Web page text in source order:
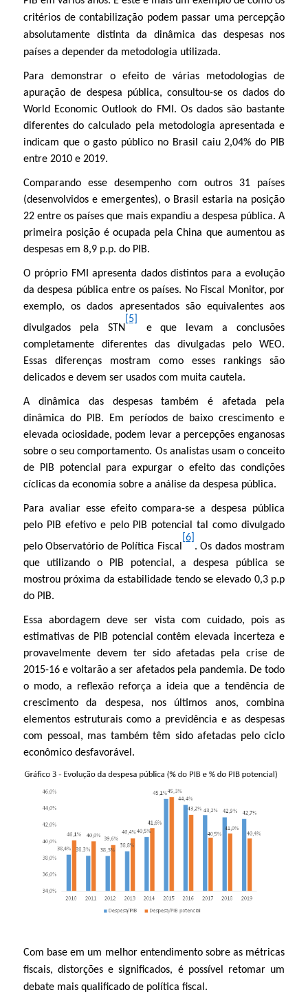
critérios de contabilização podem passar uma percepção
absolutamente distinta da dinâmica das despesas nos
países a depender da metodologia utilizada.
Para demonstrar o efeito de várias metodologias de
apuração de despesa pública, consultou-se os dados do
World Economic Outlook do FMI. Os dados são bastante
diferentes do calculado pela metodologia apresentada e
indicam que o gasto público no Brasil caiu 2,04% do PIB
entre 2010 e 2019.
Comparando esse desempenho com outros 31 países
(desenvolvidos e emergentes), o Brasil estaria na posição
22 entre os países que mais expandiu a despesa pública. A
primeira posição é ocupada pela China que aumentou as
despesas em 8,9 p.p. do PIB.
O próprio FMI apresenta dados distintos para a evolução
da despesa pública entre os países. No Fiscal Monitor, por
exemplo, os dados apresentados são equivalentes aos
divulgados pela STN
[5]
e que levam a conclusões
completamente diferentes das divulgadas pelo WEO.
Essas diferenças mostram como esses rankings são
delicados e devem ser usados com muita cautela.
A dinâmica das despesas também é afetada pela
dinâmica do PIB. Em períodos de baixo crescimento e
elevada ociosidade, podem levar a percepções enganosas
sobre o seu comportamento. Os analistas usam o conceito
de PIB potencial para expurgar o efeito das condições
cíclicas da economia sobre a análise da despesa pública.
Para avaliar esse efeito compara-se a despesa pública
pelo PIB efetivo e pelo PIB potencial tal como divulgado
pelo Observatório de Política Fiscal
[6]
. Os dados mostram
que utilizando o PIB potencial, a despesa pública se
mostrou próxima da estabilidade tendo se elevado 0,3 p.p
do PIB.
Essa abordagem deve ser vista com cuidado, pois as
estimativas de PIB potencial contêm elevada incerteza e
provavelmente devem ter sido afetadas pela crise de
2015-16 e voltarão a ser afetados pela pandemia. De todo
o modo, a reflexão reforça a ideia que a tendência de
crescimento da despesa, nos últimos anos, combina
elementos estruturais como a previdência e as despesas
com pessoal, mas também têm sido afetadas pelo ciclo
econômico desfavorável.
Com base em um melhor entendimento sobre as métricas
fiscais, distorções e significados, é possível retomar um
debate mais qualificado de política fiscal.